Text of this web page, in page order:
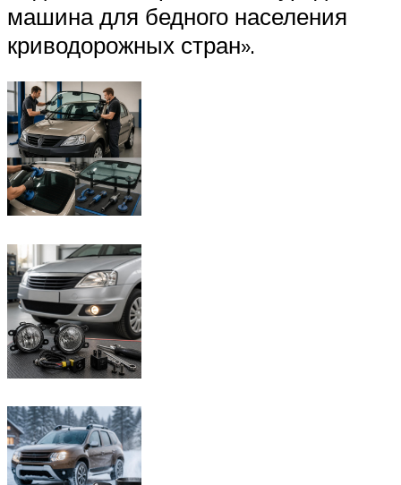
машина для бедного населения
криводорожных стран».